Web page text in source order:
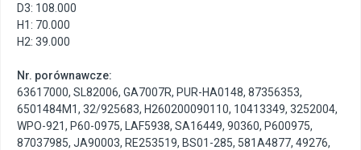
D3: 108.000
H1: 70.000
H2: 39.000
Nr. porównawcze:
63617000, SL82006, GA7007R, PUR-HA0148, 87356353,
6501484M1, 32/925683, H260200090110, 10413349, 3252004,
WPO-921, P60-0975, LAF5938, SA16449, 90360, P600975,
87037985, JA90003, RE253519, BS01-285, 581A4877, 49276,